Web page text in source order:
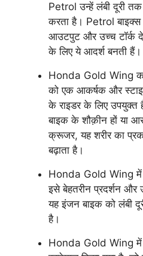
Petrol उन्हें लंबी दूरी तक
करता है। Petrol बाइक्स
आउटपुट और उच्च टॉर्क
के लिए ये आदर्श बनती हैं।
Honda Gold Wing
को एक आकर्षक और
के राइडर के लिए उपयुक्त
बाइक के शौक़ीन हों या
क्रूजर, यह शरीर का
बढ़ाता है।
Honda Gold Wing में
इसे बेहतरीन प्रदर्शन और
यह इंजन बाइक को लंबी
है।
Honda Gold Wing में